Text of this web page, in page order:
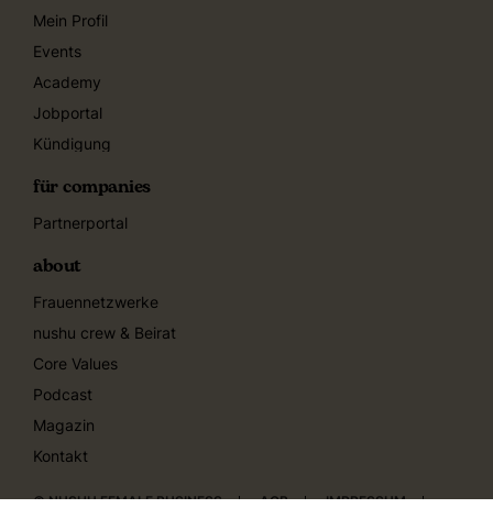
Mein Profil
Events
Academy
Jobportal
Kündigung
für companies
Partnerportal
about
Frauennetzwerke
nushu crew & Beirat
Core Values
Podcast
Magazin
Kontakt
© NUSHU FEMALE BUSINESS AGB IMPRESSUM